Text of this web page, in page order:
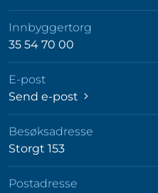
Innbyggertorg
35 54 70 00
E-post
Send e-post
Besøksadresse
Storgt 153
Postadresse